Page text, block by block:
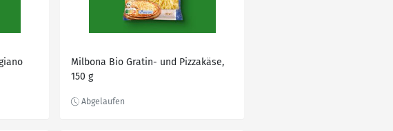
Milbona Bio Gratin- und Pizzakäse,
150 g